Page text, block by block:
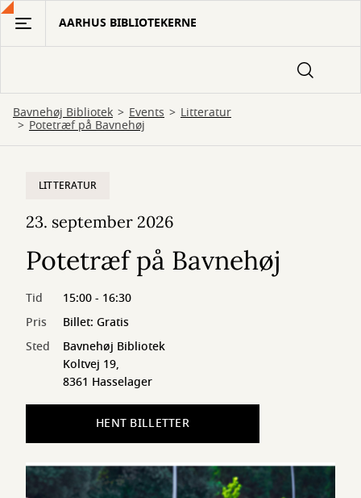
Gå
hovedindhold
AARHUS BIBLIOTEKERNE
Bavnehøj Bibliotek Events Litteratur
Potetræf på Bavnehøj
LITTERATUR
23. september 2026
Potetræf på Bavnehøj
Tid
15:00 - 16:30
Pris
Billet: Gratis
Sted
Bavnehøj Bibliotek
Koltvej 19,
8361 Hasselager
HENT BILLETTER